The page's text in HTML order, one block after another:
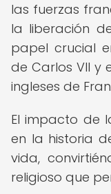
las fuerzas
la liberación
papel crucial
de Carlos VII y
ingleses de
El impacto de
en la historia
vida,
religioso que